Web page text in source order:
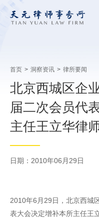
首页 > 洞察资讯 > 律所要闻
北京西城区企
届二次会员代
主任王立华律
日期：2010年06月29日
2010年6月29日，北京西城
表大会决定增补本所主任王